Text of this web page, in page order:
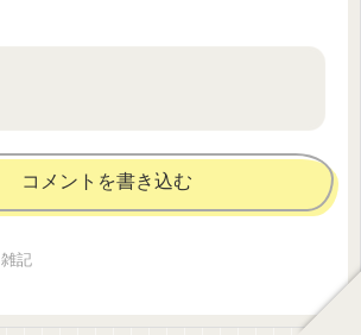
コメントを書き込む
雑記